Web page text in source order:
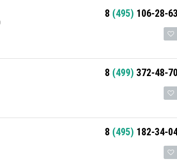
8 (495) 106-28-63
8 (499) 372-48-70
8 (495) 182-34-